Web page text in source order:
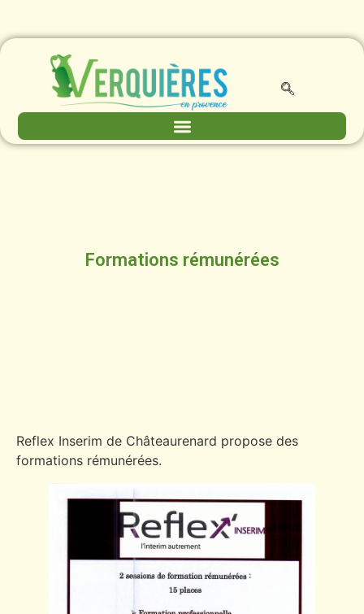
Formations rémunérées
Reflex Inserim de Châteaurenard propose des
formations rémunérées.